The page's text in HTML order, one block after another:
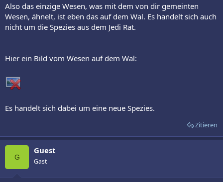
Also das einzige Wesen, was mit dem von dir gemeinten
Wesen, ähnelt, ist eben das auf dem Wal. Es handelt sich auch
nicht um die Spezies aus dem Jedi Rat.
Hier ein Bild vom Wesen auf dem Wal:
Es handelt sich dabei um eine neue Spezies.
Zitieren
G
Guest
Gast